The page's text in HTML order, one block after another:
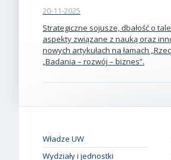
20-11-2025
Strategiczne sojusze, dbałość o
aspekty związane z nauką oraz
nowych artykułach na łamach
„Badania – rozwój – biznes”.
Władze UW
Wydziały i jednostki